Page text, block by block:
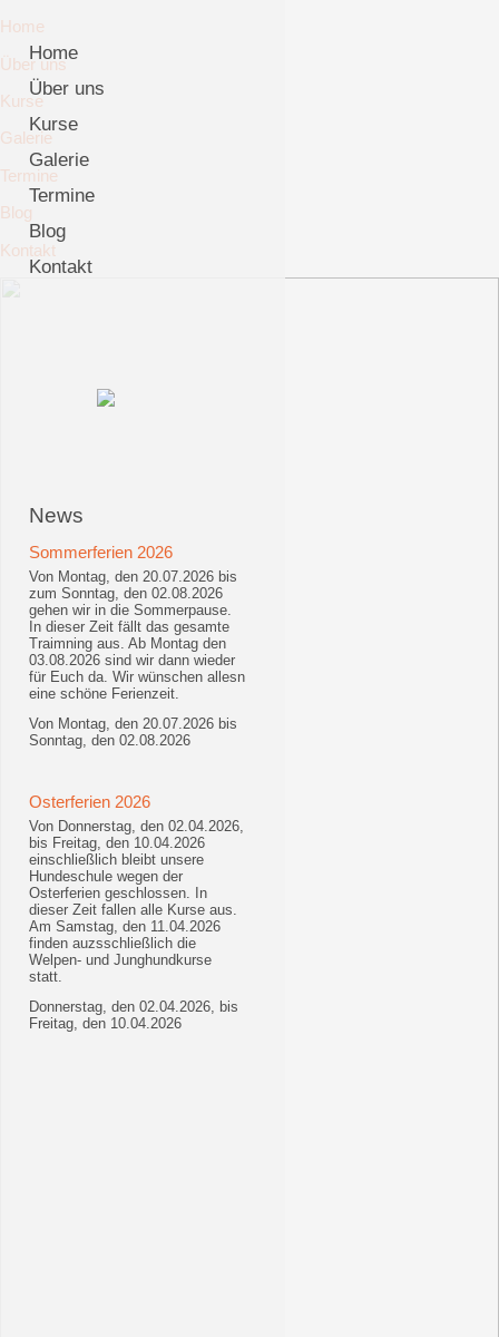
Home
Über uns
Kurse
Galerie
Termine
Blog
Kontakt
Home
Über uns
Kurse
Galerie
Termine
Blog
Kontakt
News
Sommerferien 2026
Von Montag, den 20.07.2026 bis
zum Sonntag, den 02.08.2026
gehen wir in die Sommerpause.
In dieser Zeit fällt das gesamte
Traimning aus. Ab Montag den
03.08.2026 sind wir dann wieder
für Euch da. Wir wünschen allesn
eine schöne Ferienzeit.
Von Montag, den 20.07.2026 bis
Sonntag, den 02.08.2026
Osterferien 2026
Von Donnerstag, den 02.04.2026,
bis Freitag, den 10.04.2026
einschließlich bleibt unsere
Hundeschule wegen der
Osterferien geschlossen. In
dieser Zeit fallen alle Kurse aus.
Am Samstag, den 11.04.2026
finden auzsschließlich die
Welpen- und Junghundkurse
statt.
Donnerstag, den 02.04.2026, bis
Freitag, den 10.04.2026